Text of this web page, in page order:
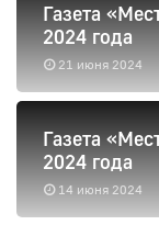
21 июня 2024
Газета
2024 года
14 июня 2024
Газета
2024 года